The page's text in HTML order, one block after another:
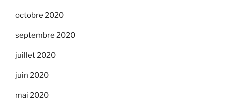
octobre 2020
septembre 2020
juillet 2020
juin 2020
mai 2020